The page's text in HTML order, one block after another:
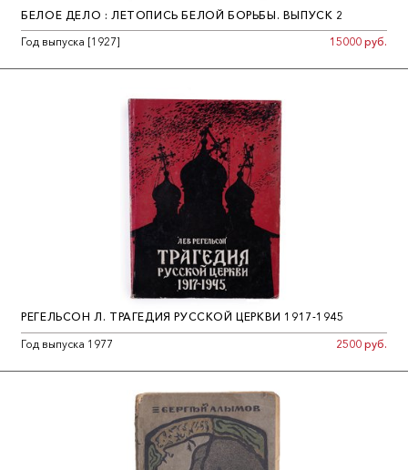
БЕЛОЕ ДЕЛО : ЛЕТОПИСЬ БЕЛОЙ БОРЬБЫ. ВЫПУСК 2
Год выпуска [1927]
15000 руб.
РЕГЕЛЬСОН Л. ТРАГЕДИЯ РУССКОЙ ЦЕРКВИ 1917-1945
Год выпуска 1977
2500 руб.